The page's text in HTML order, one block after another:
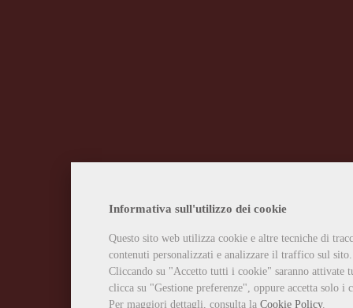
Informativa sull'utilizzo dei cookie
Questo sito web utilizza cookie e altre tecniche di
contenuti personalizzati e analizzare il traffico sul sito.
Cliccando su "Accetto tutti i cookie" saranno attivate
clicca su "Gestione preferenze", oppure accetta solo
Per maggiori dettagli, consulta la Cookie Policy.